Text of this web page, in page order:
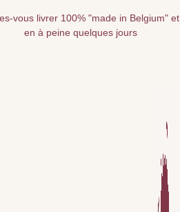
vous livrer 100% "made in Belgium" et
en à peine quelques jours